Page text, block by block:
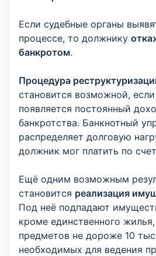
Если судебные органы
процессе, то должнику
банкротом.
Процедура
становится возможной,
появляется постоянный
банкротства. Банкнотный
распределяет долговую
должник мог платить по
Ещё одним возможным
становится реализация
Под неё подпадают
кроме единственного
предметов не дороже 10
необходимых для ведения